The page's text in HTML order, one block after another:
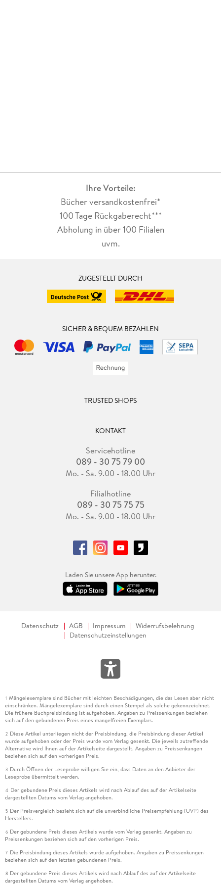
Ihre Vorteile:
Bücher versandkostenfrei*
100 Tage Rückgaberecht***
Abholung in über 100 Filialen
uvm.
ZUGESTELLT DURCH
SICHER & BEQUEM BEZAHLEN
TRUSTED SHOPS
KONTAKT
Servicehotline
089 - 30 75 79 00
Mo. - Sa. 9.00 - 18.00 Uhr
Filialhotline
089 - 30 75 75 75
Mo. - Sa. 9.00 - 18.00 Uhr
Laden Sie unsere App herunter.
Datenschutz AGB Impressum
Widerrufsbelehrung
Datenschutzeinstellungen
1 Mängelexemplare sind Bücher mit leichten Beschädigungen, die das Lesen aber nicht
einschränken. Mängelexemplare sind durch einen Stempel als solche gekennzeichnet.
Die frühere Buchpreisbindung ist aufgehoben. Angaben zu Preissenkungen beziehen
sich auf den gebundenen Preis eines mangelfreien Exemplars.
2 Diese Artikel unterliegen nicht der Preisbindung, die Preisbindung dieser Artikel
wurde aufgehoben oder der Preis wurde vom Verlag gesenkt. Die jeweils zutreffende
Alternative wird Ihnen auf der Artikelseite dargestellt. Angaben zu Preissenkungen
beziehen sich auf den vorherigen Preis.
3 Durch Öffnen der Leseprobe willigen Sie ein, dass Daten an den Anbieter der
Leseprobe übermittelt werden.
4 Der gebundene Preis dieses Artikels wird nach Ablauf des auf der Artikelseite
dargestellten Datums vom Verlag angehoben.
5 Der Preisvergleich bezieht sich auf die unverbindliche Preisempfehlung (UVP) des
Herstellers.
6 Der gebundene Preis dieses Artikels wurde vom Verlag gesenkt. Angaben zu
Preissenkungen beziehen sich auf den vorherigen Preis.
7 Die Preisbindung dieses Artikels wurde aufgehoben. Angaben zu Preissenkungen
beziehen sich auf den letzten gebundenen Preis.
8 Der gebundene Preis dieses Artikels wird nach Ablauf des auf der Artikelseite
dargestellten Datums vom Verlag angehoben.